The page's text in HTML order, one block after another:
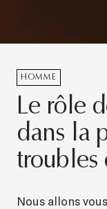
HOMME
Le rôle
dans la
troubles
Nous allons